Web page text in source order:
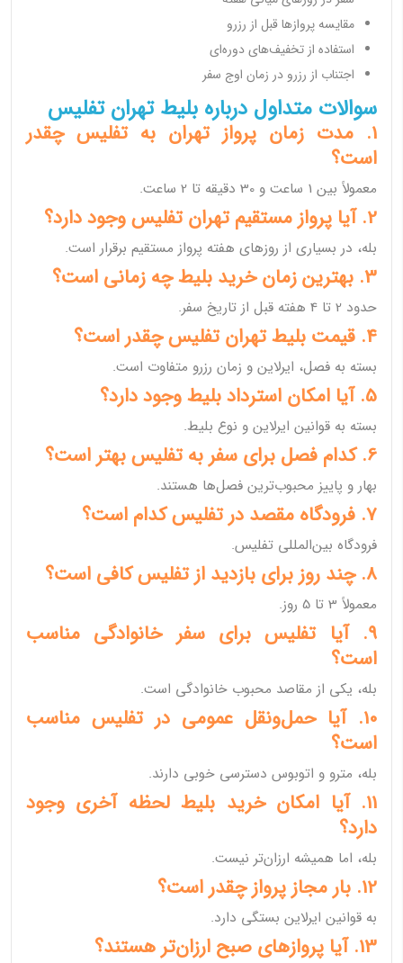
مقایسه پروازها قبل از رزرو
استفاده از تخفیف‌های دوره‌ای
اجتناب از رزرو در زمان اوج سفر
سوالات متداول درباره بلیط تهران تفلیس
1. مدت زمان پرواز تهران به تفلیس چقدر
است؟
معمولاً بین 1 ساعت و 30 دقیقه تا 2 ساعت.
2. آیا پرواز مستقیم تهران تفلیس وجود دارد؟
بله، در بسیاری از روزهای هفته پرواز مستقیم برقرار است.
3. بهترین زمان خرید بلیط چه زمانی است؟
حدود 2 تا 4 هفته قبل از تاریخ سفر.
4. قیمت بلیط تهران تفلیس چقدر است؟
بسته به فصل، ایرلاین و زمان رزرو متفاوت است.
5. آیا امکان استرداد بلیط وجود دارد؟
بسته به قوانین ایرلاین و نوع بلیط.
6. کدام فصل برای سفر به تفلیس بهتر است؟
بهار و پاییز محبوب‌ترین فصل‌ها هستند.
7. فرودگاه مقصد در تفلیس کدام است؟
فرودگاه بین‌المللی تفلیس.
8. چند روز برای بازدید از تفلیس کافی است؟
معمولاً 3 تا 5 روز.
9. آیا تفلیس برای سفر خانوادگی مناسب
است؟
بله، یکی از مقاصد محبوب خانوادگی است.
10. آیا حمل‌ونقل عمومی در تفلیس مناسب
است؟
بله، مترو و اتوبوس دسترسی خوبی دارند.
11. آیا امکان خرید بلیط لحظه آخری وجود
دارد؟
بله، اما همیشه ارزان‌تر نیست.
12. بار مجاز پرواز چقدر است؟
به قوانین ایرلاین بستگی دارد.
13. آیا پروازهای صبح ارزان‌تر هستند؟